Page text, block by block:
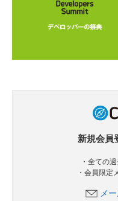
新規会員
・全ての
・会員限定
メ